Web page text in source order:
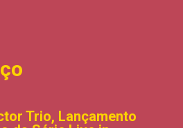
Trio, Lançamento